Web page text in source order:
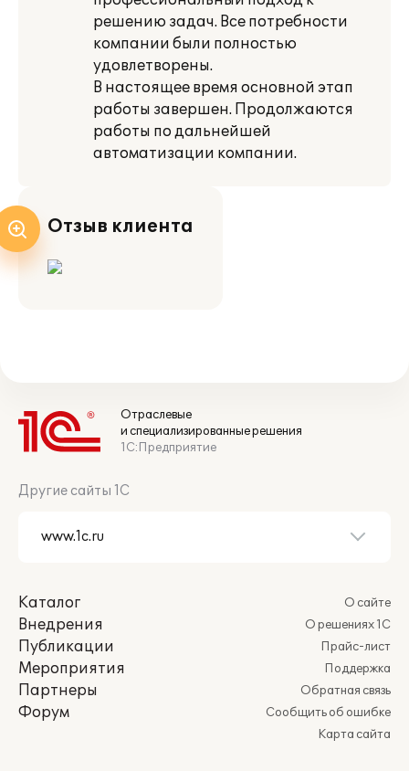
решению задач. Все потребности
компании были полностью
удовлетворены.
В настоящее время основной этап
работы завершен. Продолжаются
работы по дальнейшей
автоматизации компании.
Отзыв клиента
Отраслевые
и специализированные решения
1С:Предприятие
Другие сайты 1С
Каталог
Внедрения
Публикации
Мероприятия
Партнеры
Форум
О сайте
О решениях 1С
Прайс-лист
Поддержка
Обратная связь
Сообщить об ошибке
Карта сайта